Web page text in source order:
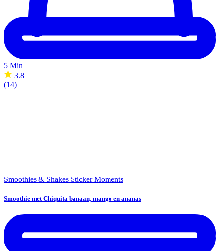
5 Min
3.8
(14)
Smoothies & Shakes Sticker Moments
Smoothie met Chiquita banaan, mango en ananas